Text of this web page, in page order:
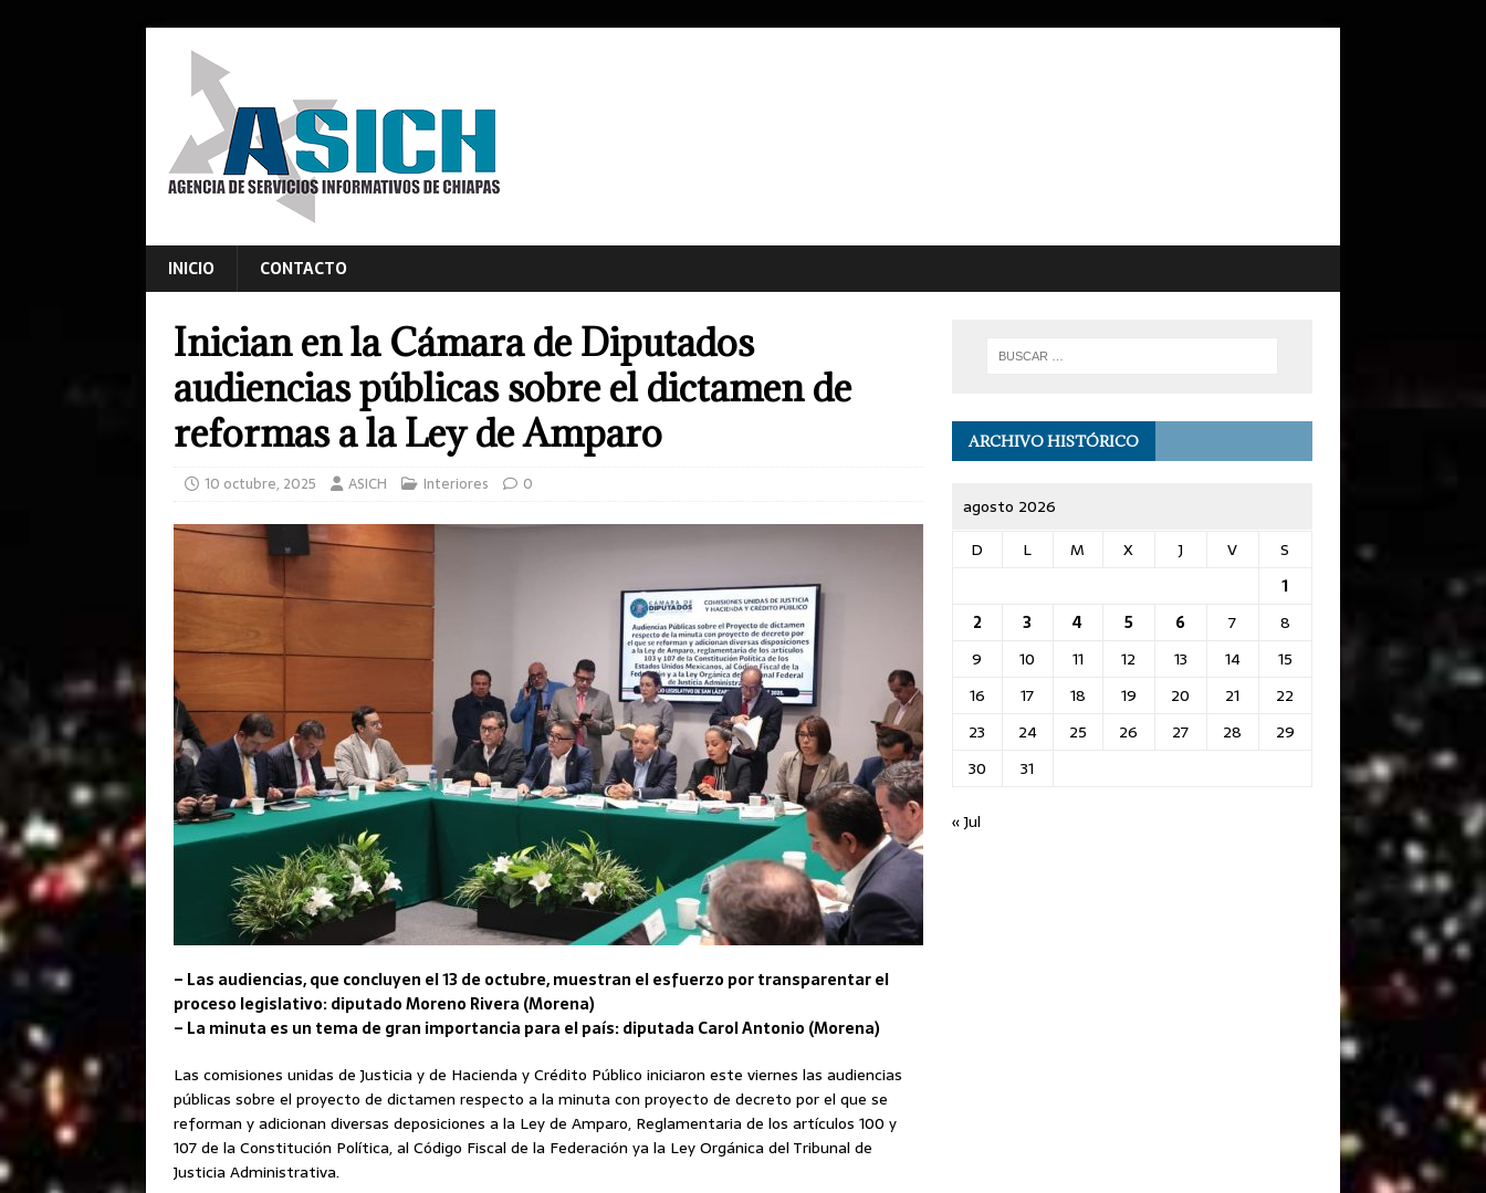
INICIO CONTACTO
Inician en la Cámara de Diputados
audiencias públicas sobre el dictamen de
reformas a la Ley de Amparo
10 octubre, 2025 ASICH Interiores 0
– Las audiencias, que concluyen el 13 de octubre, muestran el esfuerzo por transparentar el
proceso legislativo: diputado Moreno Rivera (Morena)
– La minuta es un tema de gran importancia para el país: diputada Carol Antonio (Morena)
Las comisiones unidas de Justicia y de Hacienda y Crédito Público iniciaron este viernes las audiencias
públicas sobre el proyecto de dictamen respecto a la minuta con proyecto de decreto por el que se
reforman y adicionan diversas deposiciones a la Ley de Amparo, Reglamentaria de los artículos 100 y
107 de la Constitución Política, al Código Fiscal de la Federación ya la Ley Orgánica del Tribunal de
Justicia Administrativa.
ARCHIVO HISTÓRICO
agosto 2026
D
L M X J V
S
1
2
3 4 5 6 7
8
9
10 11 12 13 14
15
16
17 18 19 20 21
22
23
24 25 26 27 28
29
30
31
« Jul